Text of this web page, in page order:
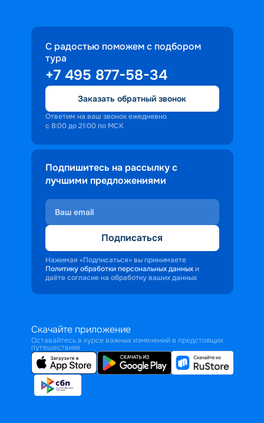
С радостью поможем с подбором
тура
+7 495 877-58-34
Заказать обратный звонок
Ответим на ваш звонок ежедневно
с 8:00 до 21:00 по МСК
Подпишитесь на рассылку с
лучшими предложениями
Подписаться
Нажимая «Подписаться» вы принимаете
Политику обработки персональных данных и
даёте согласие на обработку ваших данных
Скачайте приложение
Оставайтесь в курсе важных изменений в предстоящих
путешествиях